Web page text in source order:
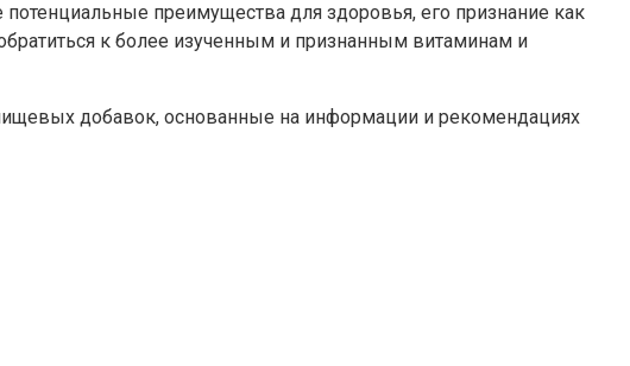
преимущества для здоровья, его признание как
к более изученным и признанным витаминам и
добавок, основанные на информации и рекомендациях